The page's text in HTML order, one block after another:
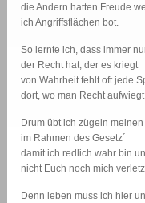
die Andern hatten Freude
ich Angriffsflächen bot.
So lernte ich, dass immer
der Recht hat, der es kriegt
von Wahrheit fehlt oft jede
dort, wo man Recht
Drum übt ich zügeln meinen
im Rahmen des Gesetz´
damit ich redlich wahr bin
nicht Euch noch mich
Denn leben muss ich hier